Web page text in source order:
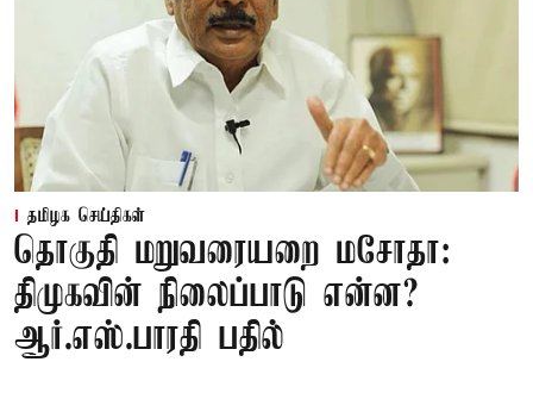
தமிழக செய்திகள்
தொகுதி மறுவரையறை மசோதா:
திமுகவின் நிலைப்பாடு என்ன?
ஆர்.எஸ்.பாரதி பதில்